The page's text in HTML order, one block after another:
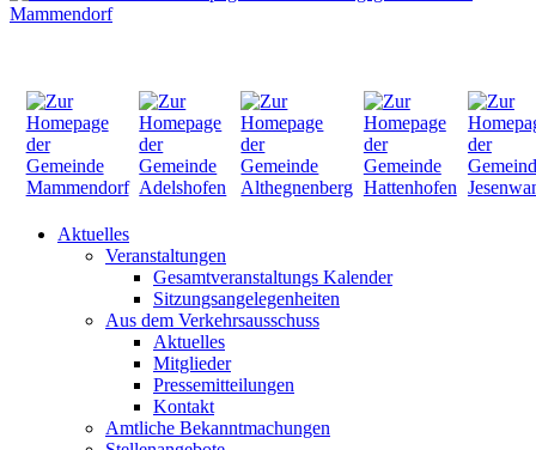
Aktuelles
Veranstaltungen
Gesamtveranstaltungs Kalender
Sitzungsangelegenheiten
Aus dem Verkehrsausschuss
Aktuelles
Mitglieder
Pressemitteilungen
Kontakt
Amtliche Bekanntmachungen